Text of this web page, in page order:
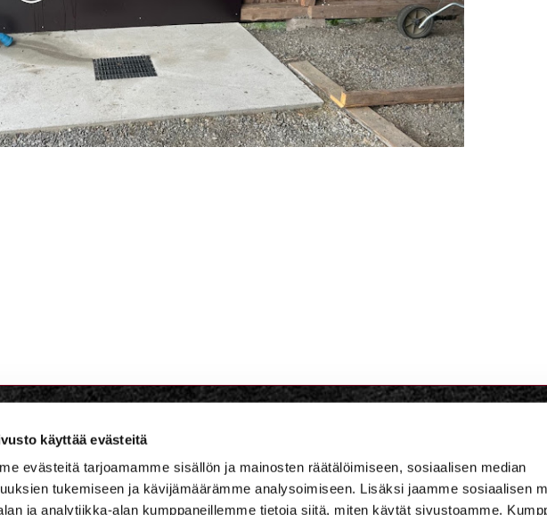
käyttää evästeitä
evästeitä tarjoamamme sisällön ja mainosten räätälöimiseen, sosiaalisen median
tukemiseen ja kävijämäärämme analysoimiseen. Lisäksi jaamme sosiaalisen
ja analytiikka-alan kumppaneillemme tietoja siitä, miten käytät sivustoamme.
Iitti Golf Niskaportti
Iitintie 684, 47400 Kausala